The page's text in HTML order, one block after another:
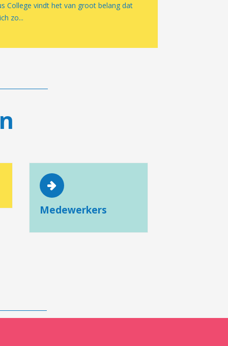
College vindt het van groot belang dat
zo...
Medewerkers